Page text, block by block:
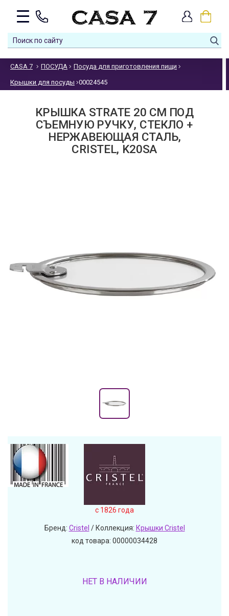
CASA 7 ПОСУДА Посуда для приготовления пищи
Крышки для посуды 00024545
КРЫШКА STRATE 20 СМ ПОД
СЪЕМНУЮ РУЧКУ, СТЕКЛО +
НЕРЖАВЕЮЩАЯ СТАЛЬ,
CRISTEL, K20SA
c 1826 года
Бренд: Cristel / Коллекция: Крышки Cristel
код товара: 00000034428
НЕТ В НАЛИЧИИ